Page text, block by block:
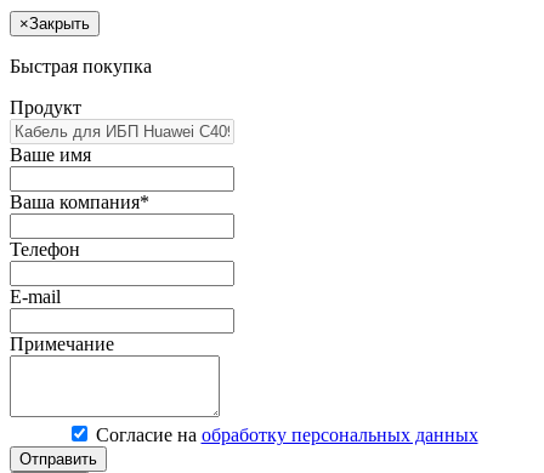
×Закрыть
Быстрая покупка
Продукт
Ваше имя
Ваша компания*
Телефон
E-mail
Примечание
Согласие на обработку персональных данных
Отправить